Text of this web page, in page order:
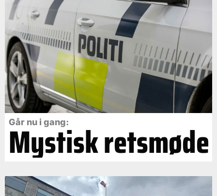
Går nu i gang:
Mystisk retsmøde